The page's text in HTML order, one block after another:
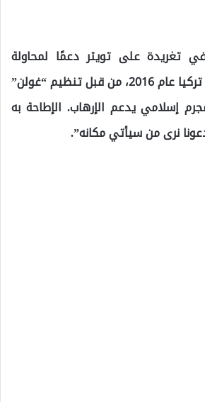
تغريدة على تويتر دعمًا لمحاولة
الانقلاب الفاشلة في تركيا عام 2016، من قبل تنظيم “غولن”
إسلامي يدعم الإرهاب. الإطاحة به
نرى من سيأتي مكانه”.